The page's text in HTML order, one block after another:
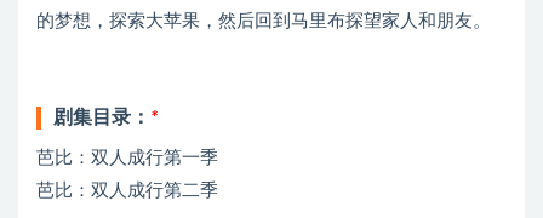
的梦想，探索大苹果，然后回到马里布探望家人和朋友。
剧集目录： *
芭比：双人成行第一季
芭比：双人成行第二季